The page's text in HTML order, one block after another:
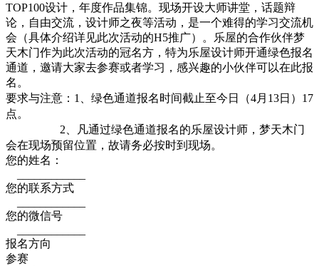
TOP100设计，年度作品集锦。现场开设大师讲堂，话题辩
论，自由交流，设计师之夜等活动，是一个难得的学习交流机
会（具体介绍详见此次活动的H5推广）。乐屋的合作伙伴梦
天木门作为此次活动的冠名方，特为乐屋设计师开通绿色报名
通道，邀请大家去参赛或者学习，感兴趣的小伙伴可以在此报
名。
要求与注意：1、 绿色通道报名时间截止至今日（4月13日）17
点。
2、凡通过绿色通道报名的乐屋设计师，梦天木门
会在现场预留位置，故请务必按时到现场。
您的姓名：
您的联系方式
您的微信号
报名方向
参赛